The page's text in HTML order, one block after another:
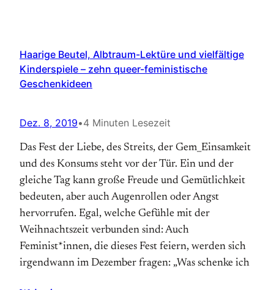
Haarige Beutel, Albtraum-Lektüre und vielfältige
Kinderspiele – zehn queer-feministische
Geschenkideen
Dez. 8, 2019•4 Minuten Lesezeit
Das Fest der Liebe, des Streits, der Gem_Einsamkeit
und des Konsums steht vor der Tür. Ein und der
gleiche Tag kann große Freude und Gemütlichkeit
bedeuten, aber auch Augenrollen oder Angst
hervorrufen. Egal, welche Gefühle mit der
Weihnachtszeit verbunden sind: Auch
Feminist*innen, die dieses Fest feiern, werden sich
irgendwann im Dezember fragen: „Was schenke ich